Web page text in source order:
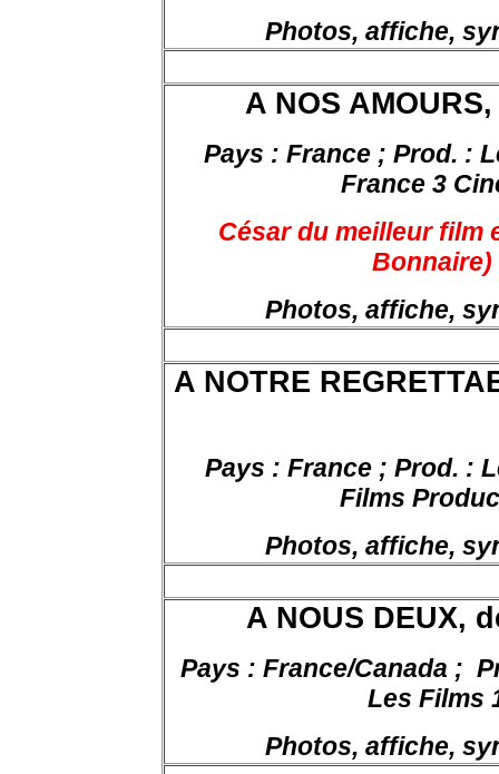
Photos, affiche,
A NOS
Pays : France ; Prod. :
France 3
César du meilleur film
Photos, affiche,
A NOTRE
Pays : France ; Prod. :
Films
Photos, affiche,
A NOUS DEUX,
Pays : France/Canada ;
Les Films
Photos, affiche,